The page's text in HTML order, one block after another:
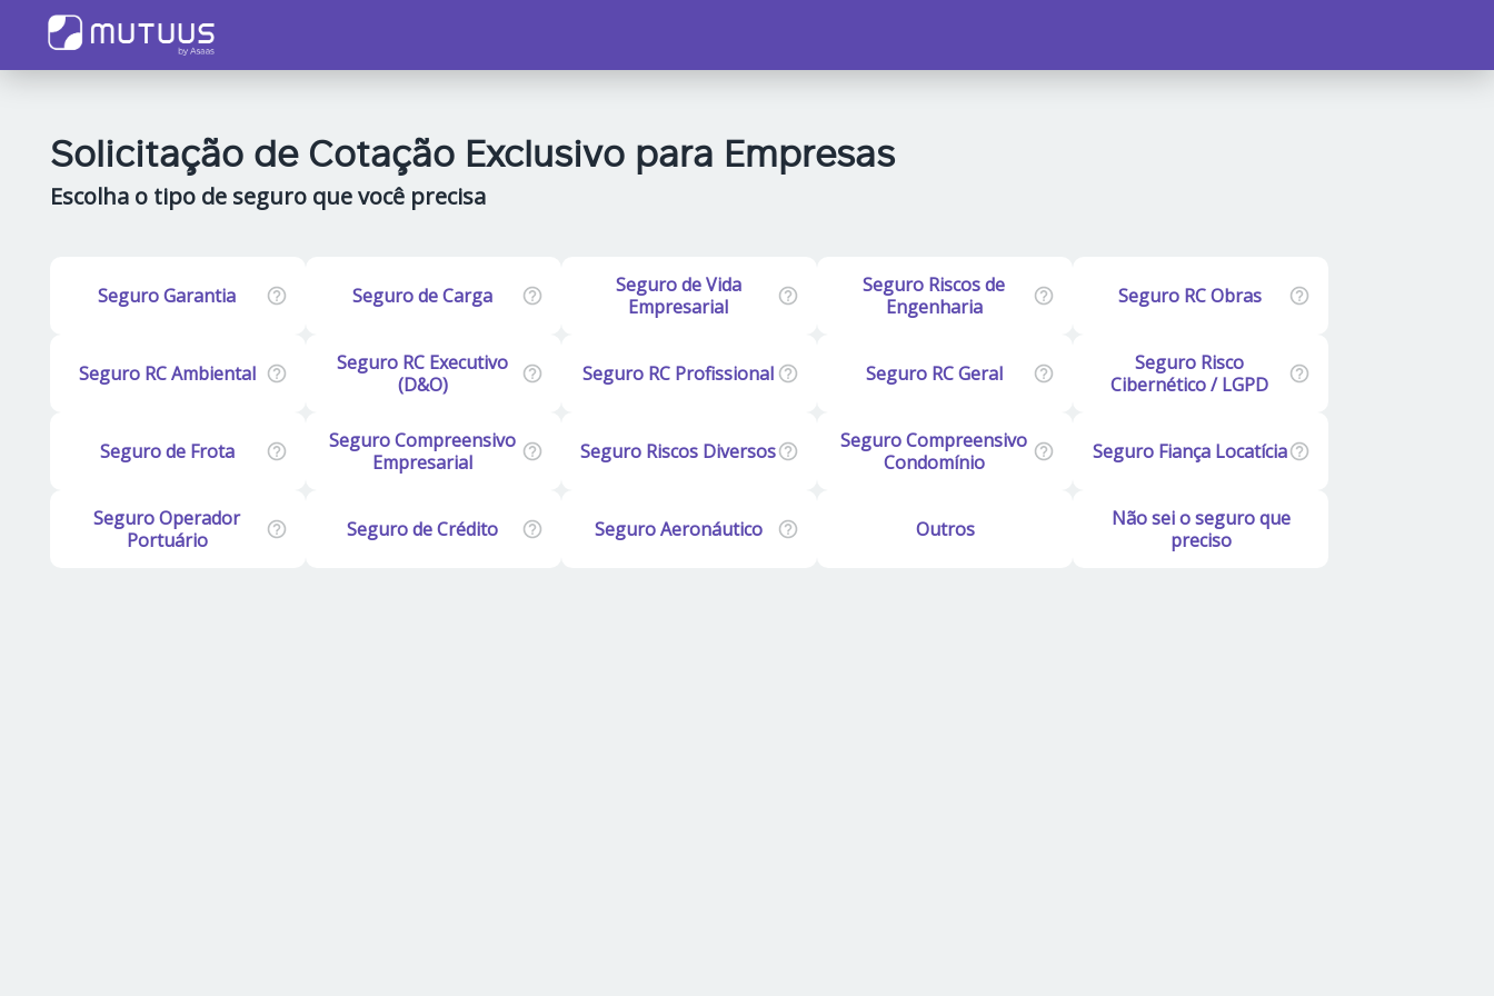
Solicitação de Cotação Exclusivo para Empresas
Escolha o tipo de seguro que você precisa
Seguro Garantia Seguro de Carga
Seguro de Vida
Empresarial
Seguro Riscos de
Engenharia
Seguro RC Obras
Seguro RC Ambiental
Seguro RC Executivo
(D&O)
Seguro RC Profissional Seguro RC Geral
Seguro Risco
Cibernético / LGPD
Seguro de Frota
Seguro Compreensivo
Empresarial
Seguro Riscos Diversos
Seguro Compreensivo
Condomínio
Seguro Fiança Locatícia
Seguro Operador
Portuário
Seguro de Crédito Seguro Aeronáutico Outros
Não sei o seguro que
preciso